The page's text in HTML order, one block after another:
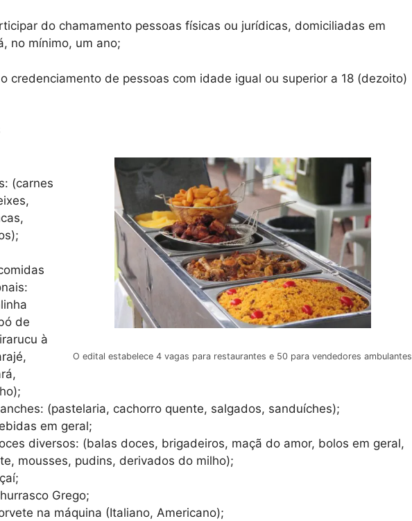
do chamamento pessoas físicas ou jurídicas, domiciliadas em
no mínimo, um ano;
credenciamento de pessoas com idade igual ou superior a 18 (dezoito)
O edital estabelece 4 vagas para restaurantes e 50 para vendedores ambulantes
(carnes
de
à
(pastelaria, cachorro quente, salgados, sanduíches);
em geral;
diversos: (balas doces, brigadeiros, maçã do amor, bolos em geral,
mousses, pudins, derivados do milho);
Grego;
na máquina (Italiano, Americano);